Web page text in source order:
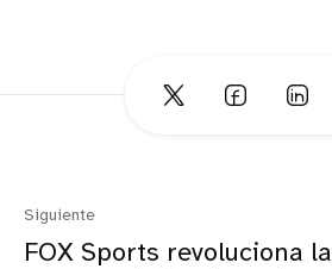
Siguiente
FOX Sports revoluciona la